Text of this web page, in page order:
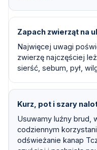
Zapach zwierząt na
Najwięcej uwagi
zwierzę najczęściej
sierść, sebum, pył,
Kurz, pot i szary
Usuwamy luźny brud,
codziennym
odświeżanie kanap